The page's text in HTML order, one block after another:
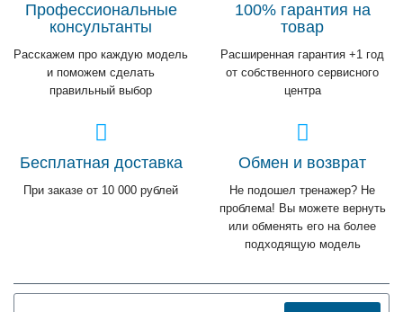
Профессиональные
консультанты
Расскажем про каждую модель
и поможем сделать
правильный выбор
100% гарантия на
товар
Расширенная гарантия +1 год
от собственного сервисного
центра
Бесплатная доставка
При заказе от 10 000 рублей
Обмен и возврат
Не подошел тренажер? Не
проблема! Вы можете вернуть
или обменять его на более
подходящую модель